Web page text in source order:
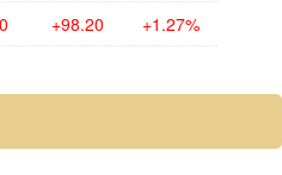
+98.20 +1.27%